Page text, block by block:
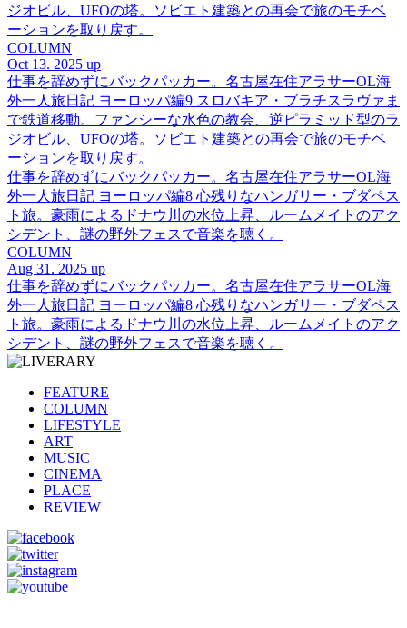
ジオビル、UFOの塔。ソビエト建築との再会で旅のモチベ
ーションを取り戻す。
COLUMN
Oct 13. 2025 up
仕事を辞めずにバックパッカー。名古屋在住アラサーOL海
外一人旅日記 ヨーロッパ編9 スロバキア・ブラチスラヴァま
で鉄道移動。ファンシーな水色の教会、逆ピラミッド型のラ
ジオビル、UFOの塔。ソビエト建築との再会で旅のモチベ
ーションを取り戻す。
仕事を辞めずにバックパッカー。名古屋在住アラサーOL海
外一人旅日記 ヨーロッパ編8 心残りなハンガリー・ブダペス
ト旅。豪雨によるドナウ川の水位上昇、ルームメイトのアク
シデント、謎の野外フェスで音楽を聴く。
COLUMN
Aug 31. 2025 up
仕事を辞めずにバックパッカー。名古屋在住アラサーOL海
外一人旅日記 ヨーロッパ編8 心残りなハンガリー・ブダペス
ト旅。豪雨によるドナウ川の水位上昇、ルームメイトのアク
シデント、謎の野外フェスで音楽を聴く。
FEATURE
COLUMN
LIFESTYLE
ART
MUSIC
CINEMA
PLACE
REVIEW